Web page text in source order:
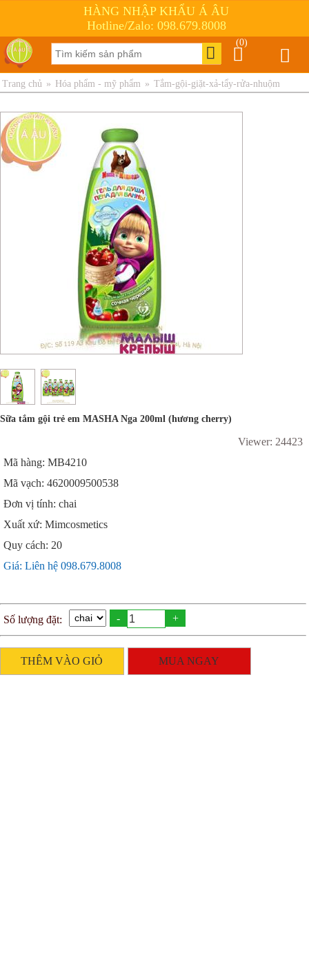
HÀNG NHẬP KHẨU Á ÂU
Hotline/Zalo: 098.679.8008
(0)
Trang chủ » Hóa phẩm - mỹ phẩm » Tắm-gội-giặt-xả-tẩy-rửa-nhuộm
Sữa tắm gội trẻ em MASHA Nga 200ml (hương cherry)
Viewer: 24423
Mã hàng: MB4210
Mã vạch: 4620009500538
Đơn vị tính: chai
Xuất xứ: Mimcosmetics
Quy cách: 20
Giá: Liên hệ 098.679.8008
Số lượng đặt: - +
THÊM VÀO GIỎ MUA NGAY